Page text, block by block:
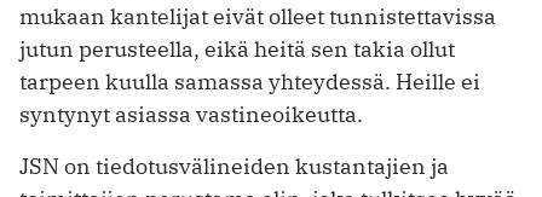
mukaan kantelijat eivät olleet tunnistettavissa
jutun perusteella, eikä heitä sen takia ollut
tarpeen kuulla samassa yhteydessä. Heille ei
syntynyt asiassa vastineoikeutta.
JSN on tiedotusvälineiden kustantajien ja